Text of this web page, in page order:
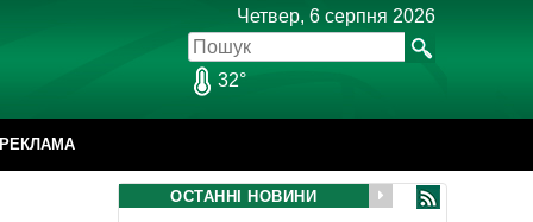
Четвер, 6 серпня 2026
32°
РЕКЛАМА
ОСТАННІ НОВИНИ